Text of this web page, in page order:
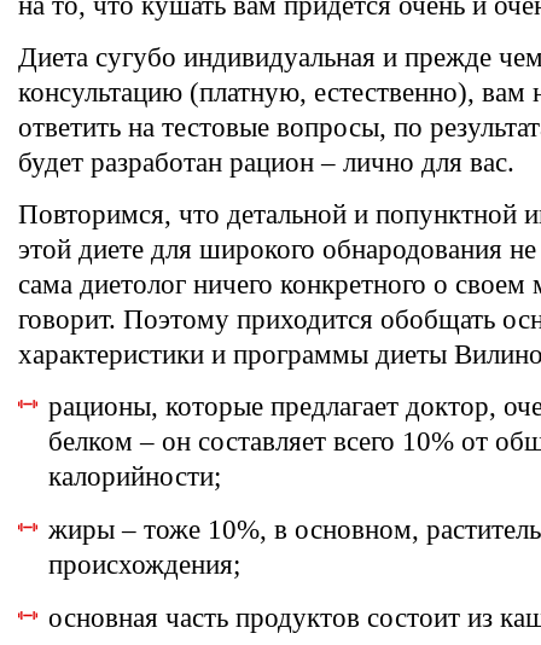
Диета сугубо индивидуальная и прежде
консультацию (платную, естественно), вам
ответить на тестовые вопросы, по
будет разработан рацион – лично для вас.
Повторимся, что детальной и попунктной
этой диете для широкого обнародования
сама диетолог ничего конкретного о своем
говорит. Поэтому приходится обобщать
характеристики и программы диеты
рационы, которые предлагает доктор,
белком – он составляет всего 10% от
калорийности;
жиры – тоже 10%, в основном,
происхождения;
основная часть продуктов состоит из